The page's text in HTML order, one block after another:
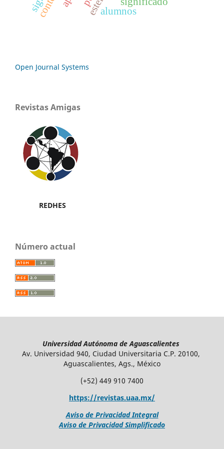
alumnos
Open Journal Systems
Revistas Amigas
REDHES
Número actual
Universidad Autónoma de Aguascalientes
Av. Universidad 940, Ciudad Universitaria C.P. 20100,
Aguascalientes, Ags., México
(+52) 449 910 7400
https://revistas.uaa.mx/
Aviso de Privacidad Integral
Aviso de Privacidad Simplificado